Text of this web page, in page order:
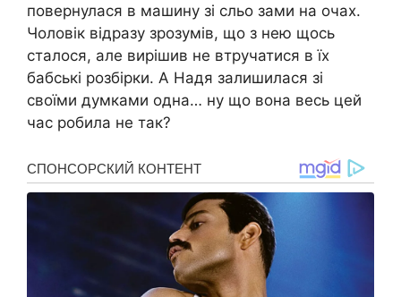
повернулася в машину зі сльо зами на очах.
Чоловік відразу зрозумів, що з нею щось
сталося, але вирішив не втручатися в їх
бабські розбірки. А Надя залишилася зі
своїми думками одна… ну що вона весь цей
час робила не так?